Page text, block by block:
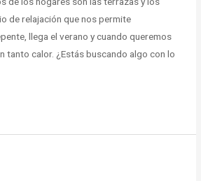
de relajación que nos permite
llega el verano y cuando queremos
tanto calor. ¿Estás buscando algo con lo